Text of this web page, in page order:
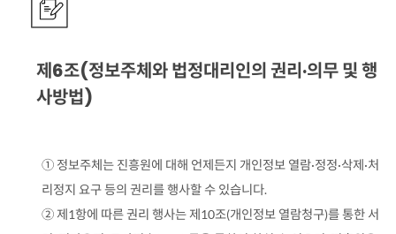
제6조(정보주체와 법정대리인의 권리·의무 및 행
사방법)
① 정보주체는 진흥원에 대해 언제든지 개인정보 열람·정정·삭제·처
리정지 요구 등의 권리를 행사할 수 있습니다.
② 제1항에 따른 권리 행사는 제10조(개인정보 열람청구)를 통한 서